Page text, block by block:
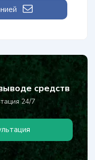
средств
24/7